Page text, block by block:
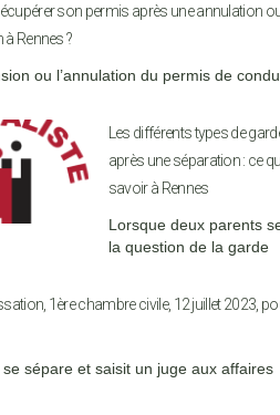
son permis après une annulation
Rennes ?
ou l’annulation du permis de
Les différents types de
après une séparation : ce
savoir à Rennes
Lorsque deux parents
la question de la garde
1ère chambre civile, 12 juillet 2023,
se sépare et saisit un juge aux affaires